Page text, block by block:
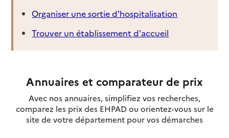
Organiser une sortie d'hospitalisation
Trouver un établissement d'accueil
Annuaires et comparateur de prix
Avec nos annuaires, simplifiez vos recherches,
comparez les prix des EHPAD ou orientez-vous sur le
site de votre département pour vos démarches